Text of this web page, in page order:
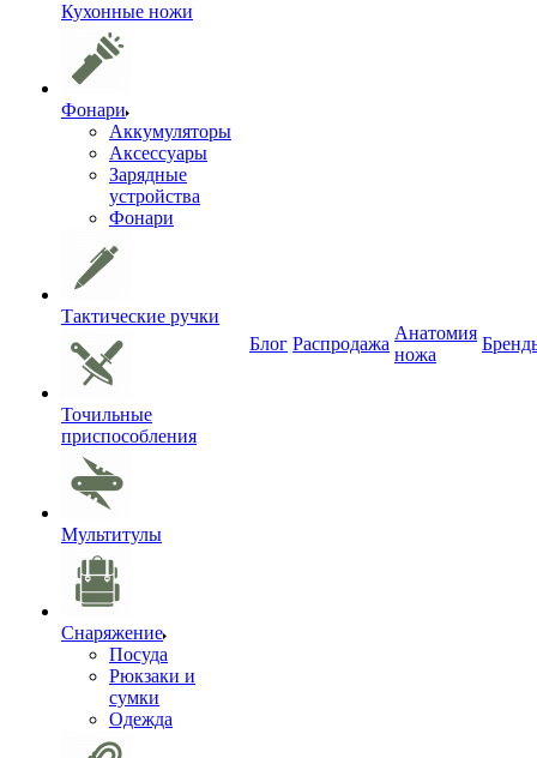
Кухонные ножи
Фонари
Аккумуляторы
Аксессуары
Зарядные
устройства
Фонари
Тактические ручки
Точильные
приспособления
Мультитулы
Снаряжение
Посуда
Рюкзаки и
сумки
Одежда
Блог Распродажа
Анатомия
ножа